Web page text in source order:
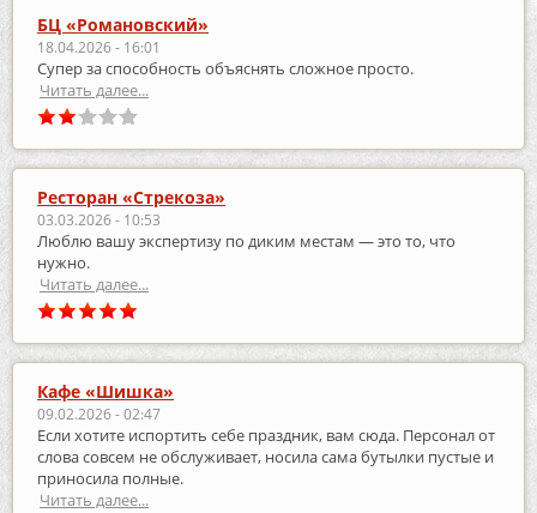
БЦ «Романовский»
18.04.2026 - 16:01
Супер за способность объяснять сложное просто.
Читать далее...
Ресторан «Стрекоза»
03.03.2026 - 10:53
Люблю вашу экспертизу по диким местам — это то, что
нужно.
Читать далее...
Кафе «Шишка»
09.02.2026 - 02:47
Если хотите испортить себе праздник, вам сюда. Персонал от
слова совсем не обслуживает, носила сама бутылки пустые и
приносила полные.
Читать далее...